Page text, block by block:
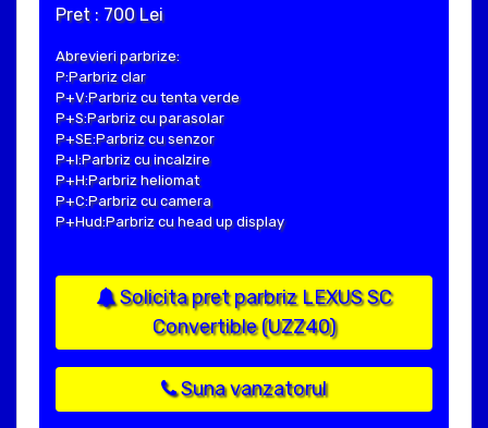
Pret : 700 Lei
Abrevieri parbrize:
P:Parbriz clar
P+V:Parbriz cu tenta verde
P+S:Parbriz cu parasolar
P+SE:Parbriz cu senzor
P+I:Parbriz cu incalzire
P+H:Parbriz heliomat
P+C:Parbriz cu camera
P+Hud:Parbriz cu head up display
Solicita pret parbriz LEXUS SC
Convertible (UZZ40)
Suna vanzatorul